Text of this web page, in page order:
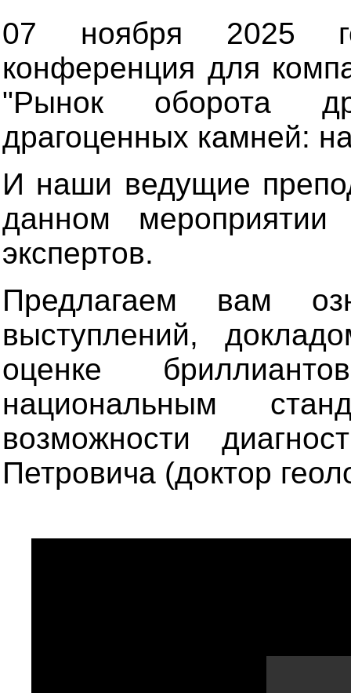
07 ноября 2025
конференция для
"Рынок оборота
драгоценных камней:
И наши ведущие
данном мероприятии
экспертов.
Предлагаем вам
выступлений,
оценке
национальным
возможности
Петровича (доктор